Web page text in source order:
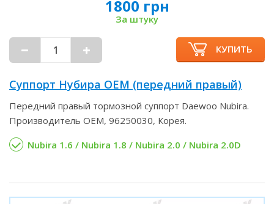
1800 грн
За штуку
КУПИТЬ
Суппорт Нубира OEM (передний правый)
Передний правый тормозной суппорт Daewoo Nubira.
Производитель OEM, 96250030, Корея.
Nubira 1.6 / Nubira 1.8 / Nubira 2.0 / Nubira 2.0D